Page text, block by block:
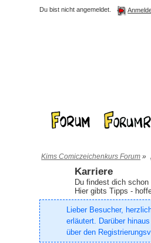
Du bist nicht angemeldet.
Kims Comiczeichenkurs Forum »
Karriere
Du findest dich
Hier gibts Tipps -
Lieber Besucher,
erläutert. Darüber
über den